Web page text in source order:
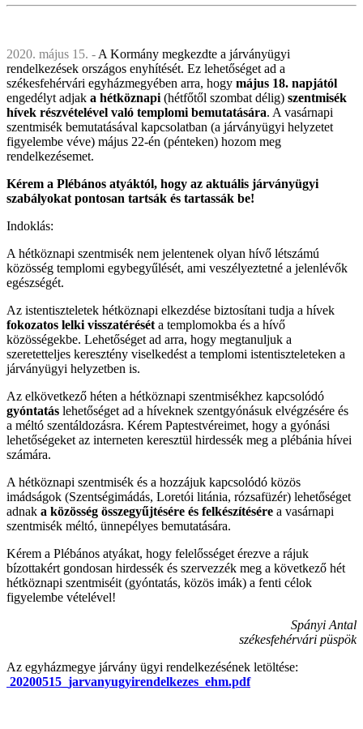
2020. május 15. - A Kormány megkezdte a járványügyi
rendelkezések országos enyhítését. Ez lehetőséget ad a
székesfehérvári egyházmegyében arra, hogy május 18. napjától
engedélyt adjak a hétköznapi (hétfőtől szombat délig) szentmisék
hívek részvételével való templomi bemutatására. A vasárnapi
szentmisék bemutatásával kapcsolatban (a járványügyi helyzetet
figyelembe véve) május 22-én (pénteken) hozom meg
rendelkezésemet.
Kérem a Plébános atyáktól, hogy az aktuális járványügyi
szabályokat pontosan tartsák és tartassák be!
Indoklás:
A hétköznapi szentmisék nem jelentenek olyan hívő létszámú
közösség templomi egybegyűlését, ami veszélyeztetné a jelenlévők
egészségét.
Az istentiszteletek hétköznapi elkezdése biztosítani tudja a hívek
fokozatos lelki visszatérését a templomokba és a hívő
közösségekbe. Lehetőséget ad arra, hogy megtanuljuk a
szeretetteljes keresztény viselkedést a templomi istentiszteleteken a
járványügyi helyzetben is.
Az elkövetkező héten a hétköznapi szentmisékhez kapcsolódó
gyóntatás lehetőséget ad a híveknek szentgyónásuk elvégzésére és
a méltó szentáldozásra. Kérem Paptestvéreimet, hogy a gyónási
lehetőségeket az interneten keresztül hirdessék meg a plébánia hívei
számára.
A hétköznapi szentmisék és a hozzájuk kapcsolódó közös
imádságok (Szentségimádás, Loretói litánia, rózsafüzér) lehetőséget
adnak a közösség összegyűjtésére és felkészítésére a vasárnapi
szentmisék méltó, ünnepélyes bemutatására.
Kérem a Plébános atyákat, hogy felelősséget érezve a rájuk
bízottakért gondosan hirdessék és szervezzék meg a következő hét
hétköznapi szentmiséit (gyóntatás, közös imák) a fenti célok
figyelembe vételével!
Spányi Antal
székesfehérvári püspök
Az egyházmegye járvány ügyi rendelkezésének letöltése:
20200515_jarvanyugyirendelkezes_ehm.pdf